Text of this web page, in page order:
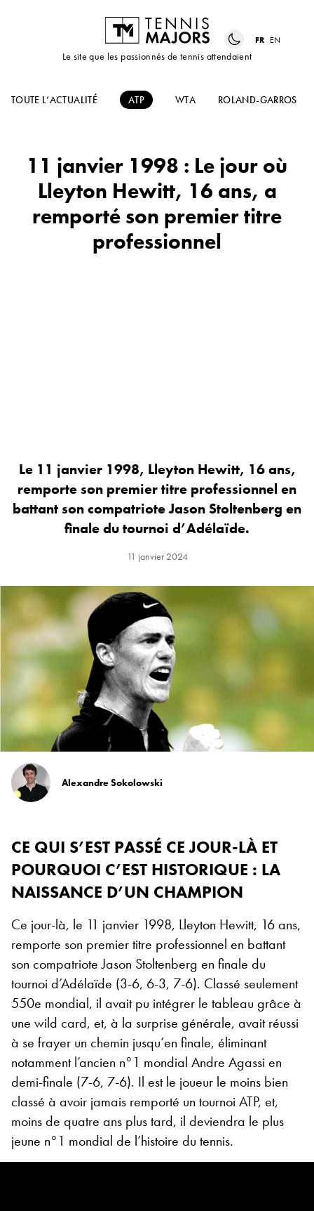
Le site que les passionnés de tennis attendaient
FR EN
TOUTE L’ACTUALITÉ ATP WTA ROLAND-GARROS
11 janvier 1998 : Le jour où
Lleyton Hewitt, 16 ans, a
remporté son premier titre
professionnel
Le 11 janvier 1998, Lleyton Hewitt, 16 ans,
remporte son premier titre professionnel en
battant son compatriote Jason Stoltenberg en
finale du tournoi d’Adélaïde.
11 janvier 2024
Alexandre Sokolowski
CE QUI S’EST PASSÉ CE JOUR-LÀ ET
POURQUOI C’EST HISTORIQUE : LA
NAISSANCE D’UN CHAMPION
Ce jour-là, le 11 janvier 1998, Lleyton Hewitt, 16 ans,
remporte son premier titre professionnel en battant
son compatriote Jason Stoltenberg en finale du
tournoi d’Adélaïde (3-6, 6-3, 7-6). Classé seulement
550e mondial, il avait pu intégrer le tableau grâce à
une wild card, et, à la surprise générale, avait réussi
à se frayer un chemin jusqu’en finale, éliminant
notamment l’ancien n°1 mondial Andre Agassi en
demi-finale (7-6, 7-6). Il est le joueur le moins bien
classé à avoir jamais remporté un tournoi ATP, et,
moins de quatre ans plus tard, il deviendra le plus
jeune n°1 mondial de l’histoire du tennis.